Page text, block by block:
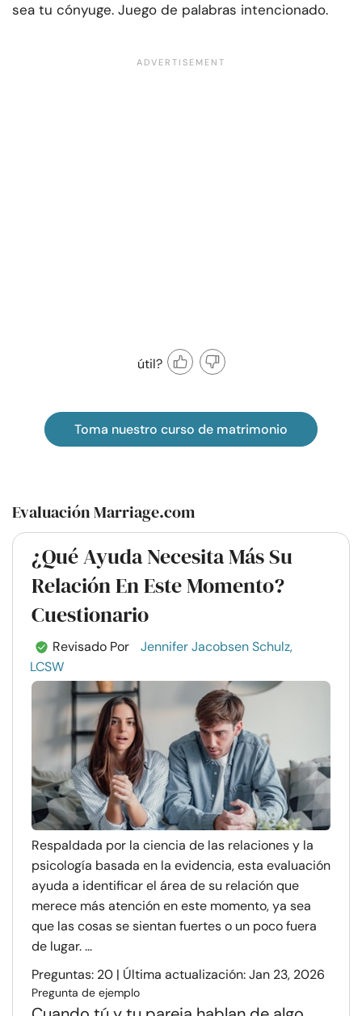
sea tu cónyuge. Juego de palabras intencionado.
útil?
Toma nuestro curso de matrimonio
Evaluación Marriage.com
¿Qué Ayuda Necesita Más Su
Relación En Este Momento?
Cuestionario
Revisado Por
Jennifer Jacobsen Schulz,
LCSW
Respaldada por la ciencia de las relaciones y la
psicología basada en la evidencia, esta evaluación
ayuda a identificar el área de su relación que
merece más atención en este momento, ya sea
que las cosas se sientan fuertes o un poco fuera
de lugar. ...
Preguntas: 20 | Última actualización: Jan 23, 2026
Pregunta de ejemplo